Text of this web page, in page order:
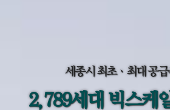
세종시 최초ㆍ최대 공
2,789세대 빅스케